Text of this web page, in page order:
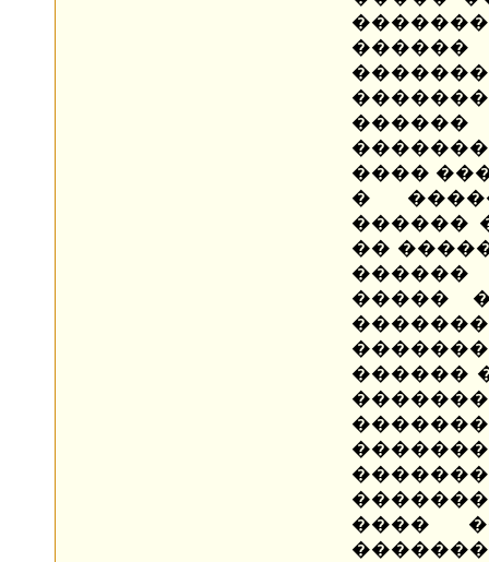
������
����
�
������
��
�����
������
����